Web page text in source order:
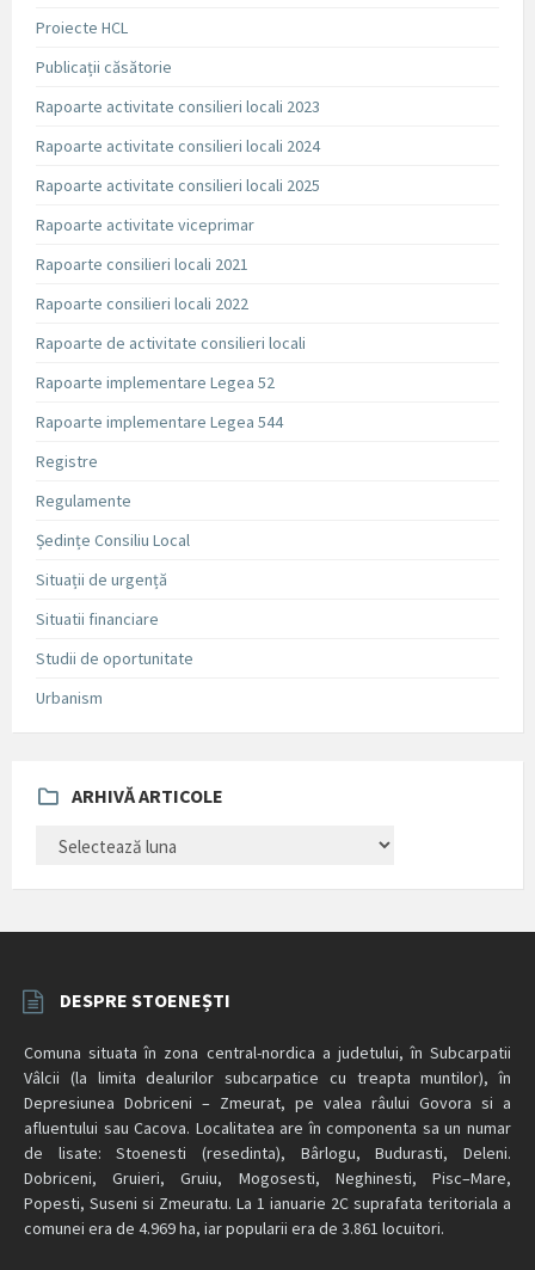
Proiecte HCL
Publicații căsătorie
Rapoarte activitate consilieri locali 2023
Rapoarte activitate consilieri locali 2024
Rapoarte activitate consilieri locali 2025
Rapoarte activitate viceprimar
Rapoarte consilieri locali 2021
Rapoarte consilieri locali 2022
Rapoarte de activitate consilieri locali
Rapoarte implementare Legea 52
Rapoarte implementare Legea 544
Registre
Regulamente
Ședințe Consiliu Local
Situații de urgență
Situatii financiare
Studii de oportunitate
Urbanism
ARHIVĂ ARTICOLE
ARTICOLE
DESPRE STOENEȘTI
Comuna situata în zona central-nordica a judetului, în Subcarpatii
Vâlcii (la limita dealurilor subcarpatice cu treapta muntilor), în
Depresiunea Dobriceni – Zmeurat, pe valea râului Govora si a
afluentului sau Cacova. Localitatea are în componenta sa un numar
de lisate: Stoenesti (resedinta), Bârlogu, Budurasti, Deleni.
Dobriceni, Gruieri, Gruiu, Mogosesti, Neghinesti, Pisc–Mare,
Popesti, Suseni si Zmeuratu. La 1 ianuarie 2C suprafata teritoriala a
comunei era de 4.969 ha, iar popularii era de 3.861 locuitori.